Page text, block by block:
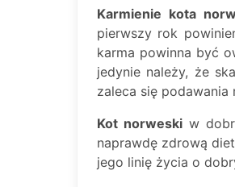
Karmienie kota
pierwszy rok
karma powinna być
jedynie należy, że
zaleca się podawania
Kot norweski w
naprawdę zdrową
jego linię życia o